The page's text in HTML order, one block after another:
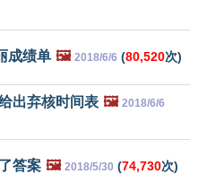
成绩单 🖼️ 2018/6/6 (80,520次)
出弃核时间表 🖼️ 2018/6/6
答案 🖼️ 2018/5/30 (74,730次)